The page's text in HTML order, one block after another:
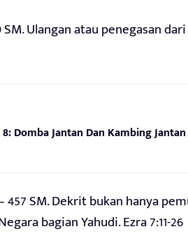
SM. Ulangan atau penegasan
Domba Jantan Dan Kambing Jantan
SM. Dekrit bukan hanya
bagian Yahudi. Ezra 7:11-26